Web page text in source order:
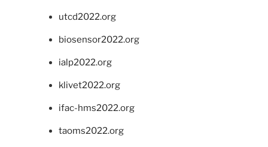
utcd2022.org
biosensor2022.org
ialp2022.org
klivet2022.org
ifac-hms2022.org
taoms2022.org